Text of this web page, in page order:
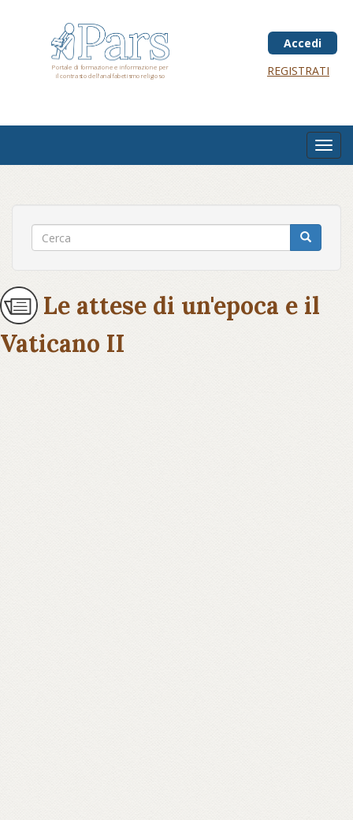
contenuto
Portale di formazione e informazione per
il contrasto dell'analfabetismo religioso
Accedi
REGISTRATI
Le attese di un'epoca e il
Vaticano II